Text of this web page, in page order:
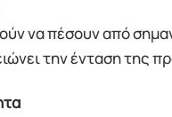
να πέσουν από
την ένταση της